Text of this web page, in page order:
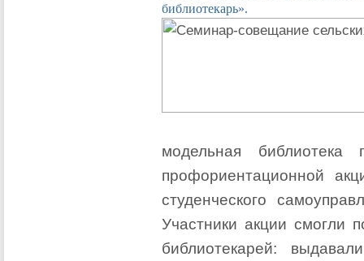
библиотекарь».
модельная библиотека
профориентационной
студенческого
Участники акции смогли
библиотекарей: